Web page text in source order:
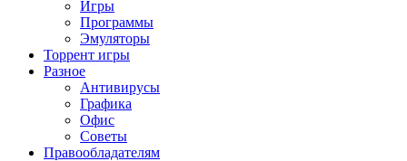
Игры
Программы
Эмуляторы
Торрент игры
Разное
Антивирусы
Графика
Офис
Советы
Правообладателям